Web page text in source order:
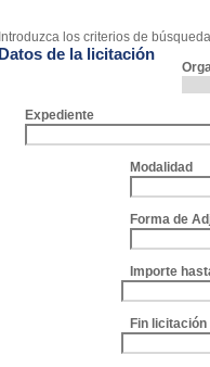
Introduzca los criterios de
Datos de la licitación
Expediente
Modalidad
Forma de
Importe
Fin